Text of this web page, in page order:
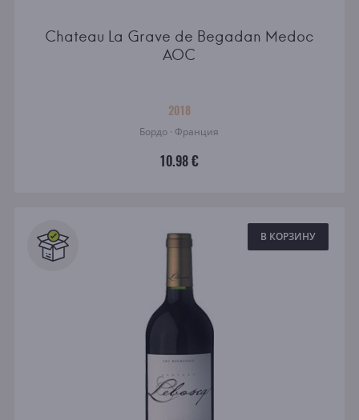
Chateau La Grave de Begadan Medoc
AOC
2018
Бордо · Франция
10.98 €
В КОРЗИНУ